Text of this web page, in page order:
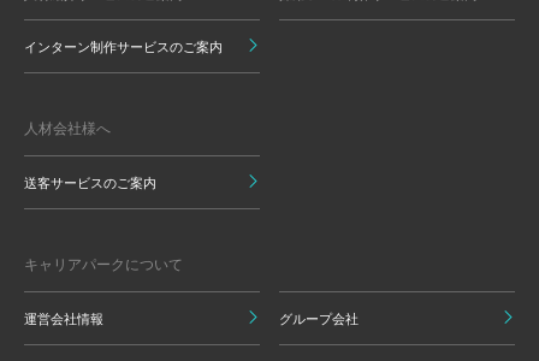
インターン制作サービスのご案内
人材会社様へ
送客サービスのご案内
キャリアパークについて
運営会社情報 グループ会社